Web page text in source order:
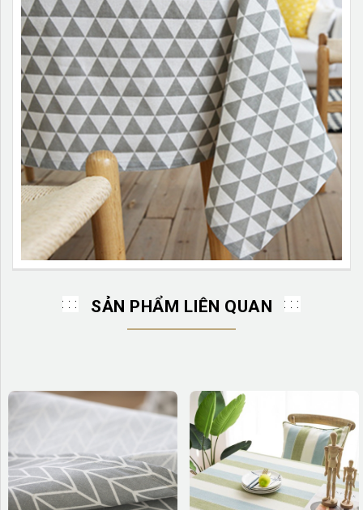
SẢN PHẨM LIÊN QUAN